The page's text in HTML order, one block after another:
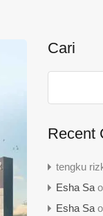
Cari
Recent
tengku
Esha Sa
Esha Sa